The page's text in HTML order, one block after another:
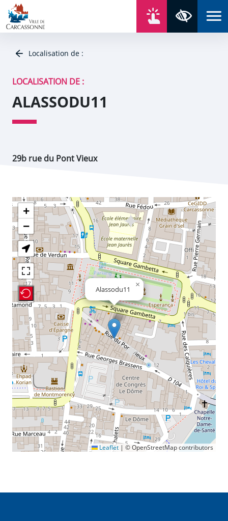
Aller au contenu
Aller au menu
Aller au plan du site
Aller à la recherche
Localisation de :
LOCALISATION DE :
ALASSODU11
29b rue du Pont Vieux
Alassodu11 ×
+
−
Recenter Map
Leaflet | © OpenStreetMap contributors
Panneau de gestion des cookies